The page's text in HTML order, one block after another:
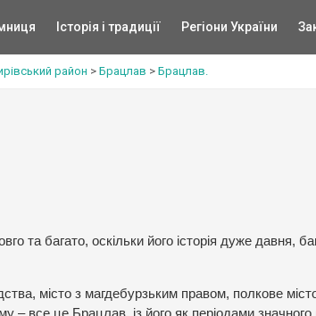
Історія і традиції Регіони України
район > Брацлав > Брацлав.
та багато, оскільки його історія дуже давня,
місто з магдебурзьким правом, полкове
все це Брацлав, із його як періодами значного